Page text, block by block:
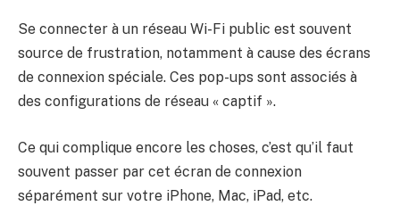
Se connecter à un réseau Wi-Fi public est souvent
source de frustration, notamment à cause des écrans
de connexion spéciale. Ces pop-ups sont associés à
des configurations de réseau « captif ».
Ce qui complique encore les choses, c’est qu’il faut
souvent passer par cet écran de connexion
séparément sur votre iPhone, Mac, iPad, etc.